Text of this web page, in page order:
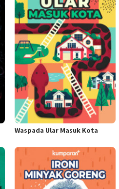
Waspada Ular Masuk Kota